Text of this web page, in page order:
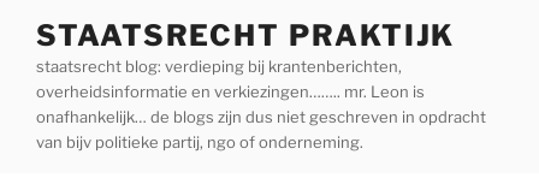
inhoud
STAATSRECHT PRAKTIJK
staatsrecht blog: verdieping bij krantenberichten,
overheidsinformatie en verkiezingen…….. mr. Leon is
onafhankelijk… de blogs zijn dus niet geschreven in opdracht
van bijv politieke partij, ngo of onderneming.